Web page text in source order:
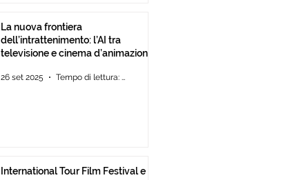
La nuova frontiera
dell’intrattenimento: l’AI tra
televisione e cinema d’animazione
26 set 2025 Tempo di lettura: 1 min
International Tour Film Festival e